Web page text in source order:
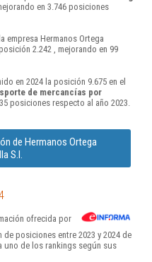
en 3.746 posiciones
empresa Hermanos Ortega
2.242 , mejorando en 99
en 2024 la posición 9.675 en el
de mercancías por
posiciones respecto al año 2023.
de Hermanos Ortega
S.l.
ofrecida por
posiciones entre 2023 y 2024 de
uno de los rankings según sus